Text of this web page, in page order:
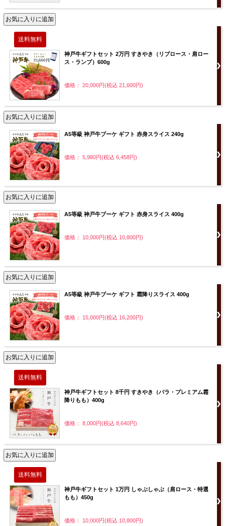
神戸牛ギフトセット 2万円 すきやき（リブロース・肩ロー
ス・ランプ）600g
価格： 20,000円(税込 21,600円)
A5等級 神戸牛ブーケ ギフト 赤身スライス 240g
価格： 5,980円(税込 6,458円)
A5等級 神戸牛ブーケ ギフト 赤身スライス 400g
価格： 10,000円(税込 10,800円)
A5等級 神戸牛ブーケ ギフト 霜降りスライス 400g
価格： 15,000円(税込 16,200円)
神戸牛ギフトセット 8千円 すきやき（バラ・プレミアム霜
降りもも）400g
価格： 8,000円(税込 8,640円)
神戸牛ギフトセット 1万円 しゃぶしゃぶ（肩ロース・特選
もも）450g
価格： 10,000円(税込 10,800円)